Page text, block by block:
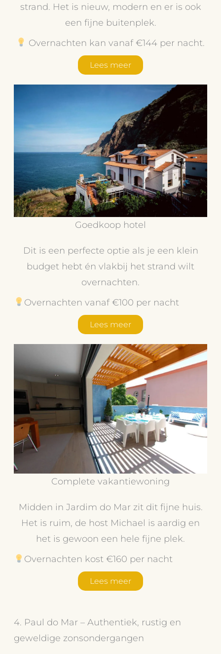
strand. Het is nieuw, modern en er is ook
een fijne buitenplek.
Overnachten kan vanaf €144 per nacht.
Lees meer
Goedkoop hotel
Dit is een perfecte optie als je een klein
budget hebt én vlakbij het strand wilt
overnachten.
Overnachten vanaf €100 per nacht
Lees meer
Complete vakantiewoning
Midden in Jardim do Mar zit dit fijne huis.
Het is ruim, de host Michael is aardig en
het is gewoon een hele fijne plek.
Overnachten kost €160 per nacht
Lees meer
4. Paul do Mar – Authentiek, rustig en
geweldige zonsondergangen